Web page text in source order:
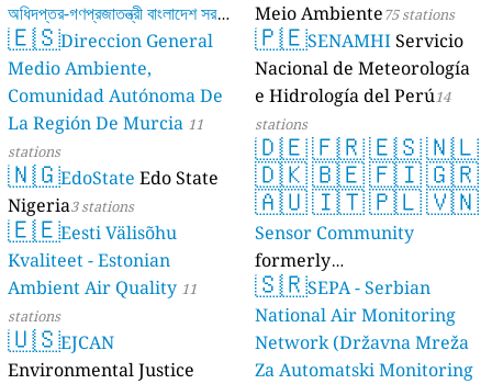
অধিদপ্তর-গণপ্রজাতন্ত্রী বাংলাদেশ সরকার
17 stations
🇪🇸Direccion General
Medio Ambiente,
Comunidad Autónoma De
La Región De Murcia 11
stations
🇳🇬EdoState Edo State
Nigeria3 stations
🇪🇪Eesti Välisõhu
Kvaliteet - Estonian
Ambient Air Quality 11
stations
🇺🇸EJCAN
Environmental Justice
Meio Ambiente75 stations
🇵🇪SENAMHIServicio
Nacional de Meteorología
e Hidrología del Perú14
stations
🇩🇪🇫🇷🇪🇸🇳🇱
🇩🇰🇧🇪🇫🇮🇬🇷
🇦🇺🇮🇹🇵🇱🇻🇳
Sensor Community
formerly
luftdaten.info35819 stations
🇸🇷SEPA - Serbian
National Air Monitoring
Network (Državna Mreža
Za Automatski Monitoring